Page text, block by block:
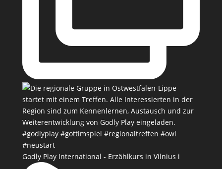
Godly Play International - Erzählkurs in Vilnius i